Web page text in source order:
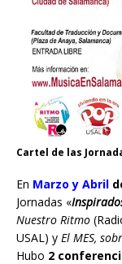
Cartel de las
En Marzo y Abril
Jornadas «
Nuestro Ritmo
USAL) y El MES,
Hubo 2